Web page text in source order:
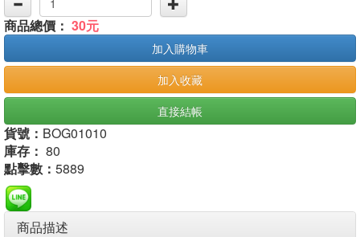
商品總價： 30元
加入購物車
加入收藏
直接結帳
貨號： BOG01010
庫存： 80
點擊數： 5889
商品描述